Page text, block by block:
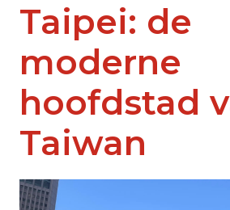
Taipei: de
moderne
hoofdstad
Taiwan